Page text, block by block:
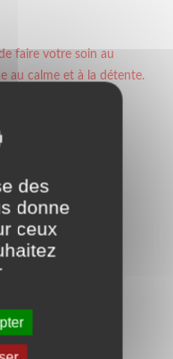
faire votre soin au
au calme et à la détente.
rdv avec moi
des
donne
ceux